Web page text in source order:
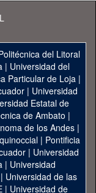
del Litoral
| Universidad del
Particular de Loja|
| Universidad
Estatal de
de Ambato |
de los Andes|
| Pontificia
| Universidad
| Universidad
| Universidad de las
| Universidad de